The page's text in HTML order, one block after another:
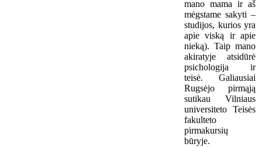
mano mama ir aš
mėgstame sakyti –
studijos, kurios yra
apie viską ir apie
nieką). Taip mano
akiratyje atsidūrė
psichologija ir
teisė. Galiausiai
Rugsėjo pirmąją
sutikau Vilniaus
universiteto Teisės
fakulteto
pirmakursių
būryje.